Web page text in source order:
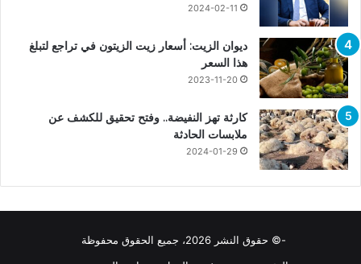
2024-02-11
ديوان الزيت: أسعار زيت الزيتون في تراجع لتبلغ
هذا السعر
2023-11-20
كارثة تهز النفيضة.. وفتح تحقيق للكشف عن
ملابسات الحادثة
2024-01-29
-© حقوق النشر 2026، جميع الحقوق محفوظة